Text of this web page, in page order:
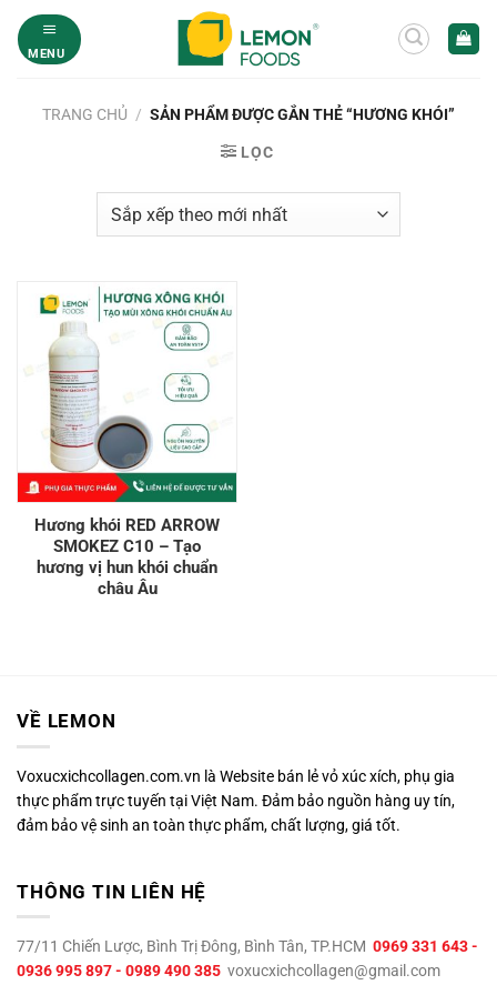
qua
MENU
TRANG CHỦ / SẢN PHẨM ĐƯỢC GẮN THẺ “HƯƠNG KHÓI”
LỌC
Hương khói RED ARROW
SMOKEZ C10 – Tạo
hương vị hun khói chuẩn
châu Âu
VỀ LEMON
Voxucxichcollagen.com.vn là Website bán lẻ vỏ xúc xích, phụ gia
thực phẩm trực tuyến tại Việt Nam. Đảm bảo nguồn hàng uy tín,
đảm bảo vệ sinh an toàn thực phẩm, chất lượng, giá tốt.
THÔNG TIN LIÊN HỆ
77/11 Chiến Lược, Bình Trị Đông, Bình Tân, TP.HCM 0969 331 643 -
0936 995 897 - 0989 490 385 voxucxichcollagen@gmail.com